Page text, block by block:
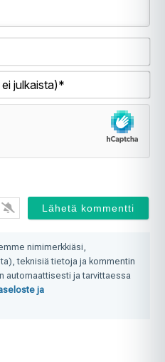
ei
nimimerkkiäsi,
teknisiä tietoja ja kommentin
automaattisesti ja tarvittaessa
ja